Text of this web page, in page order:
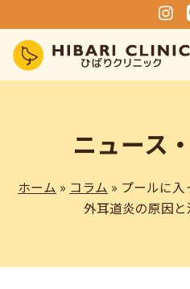
ニュース
ホーム » コラム » プールに
外耳道炎の原因